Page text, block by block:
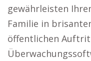
gewährleisten
Familie in
öffentlichen